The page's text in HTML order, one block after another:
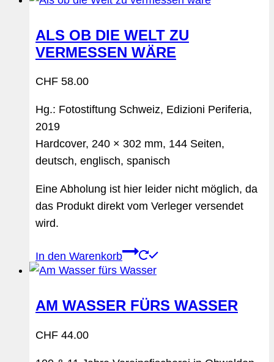
ALS OB DIE WELT ZU
VERMESSEN WÄRE
CHF 58.00
Hg.: Fotostiftung Schweiz, Edizioni Periferia,
2019
Hardcover, 240 × 302 mm, 144 Seiten,
deutsch, englisch, spanisch
Eine Abholung ist hier leider nicht möglich, da
das Produkt direkt vom Verleger versendet
wird.
In den Warenkorb
AM WASSER FÜRS WASSER
CHF 44.00